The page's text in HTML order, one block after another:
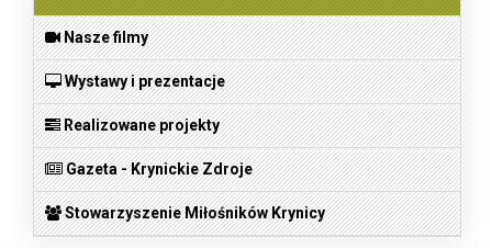
Nasze filmy
Wystawy i prezentacje
Realizowane projekty
Gazeta - Krynickie Zdroje
Stowarzyszenie Miłośników Krynicy